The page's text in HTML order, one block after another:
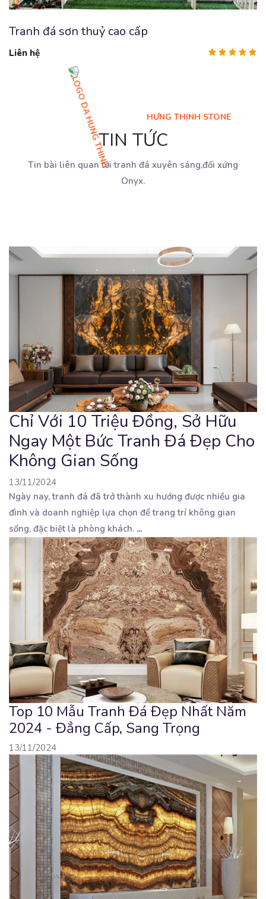
Tranh đá sơn thuỷ cao cấp
Liên hệ
HƯNG THỊNH STONE
TIN TỨC
Tin bài liên quan tới tranh đá xuyên sáng,đối xứng
Onyx.
Chỉ Với 10 Triệu Đồng, Sở Hữu
Ngay Một Bức Tranh Đá Đẹp Cho
Không Gian Sống
13/11/2024
Ngày nay, tranh đá đã trở thành xu hướng được nhiều gia
đình và doanh nghiệp lựa chọn để trangtrí không gian
sống, đặc biệt là phòng khách. ...
Top 10 Mẫu Tranh Đá Đẹp Nhất Năm
2024 - Đẳng Cấp, Sang Trọng
13/11/2024